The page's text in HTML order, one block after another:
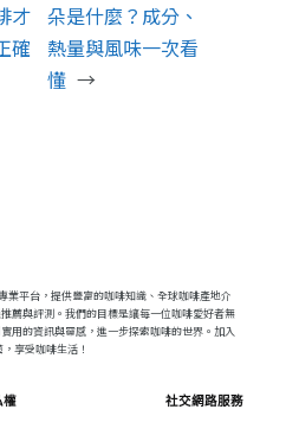
才
確
朵是什麼？成分、
熱量與風味一次看
懂 →
業平台，提供豐富的咖啡知識、全球咖啡產地介
薦與評測。我們的目標是讓每一位咖啡愛好者無
用的資訊與靈感，進一步探索咖啡的世界。加入
享受咖啡生活！
權 社交網路服務